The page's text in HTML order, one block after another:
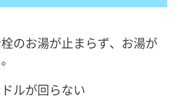
のお湯が止まらず、お湯が
ルが回らない